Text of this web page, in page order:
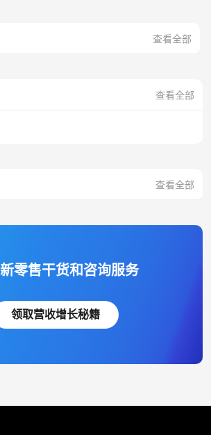
查看全部
查看全部
查看全部
零售干货和咨询服务
领取营收增长秘籍